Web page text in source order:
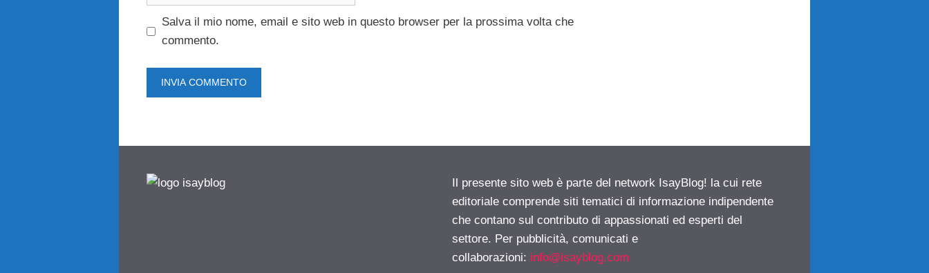
Salva il mio nome, email e sito web in questo browser per la prossima volta che
commento.
Il presente sito web è parte del network IsayBlog! la cui rete
editoriale comprende siti tematici di informazione indipendente
che contano sul contributo di appassionati ed esperti del
settore. Per pubblicità, comunicati e
collaborazioni: info@isayblog.com